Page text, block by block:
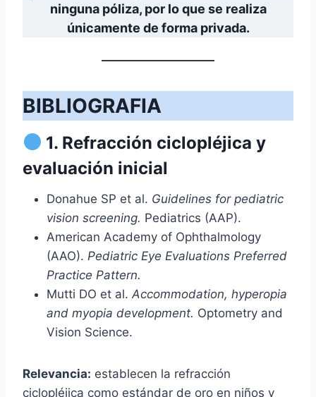
ninguna póliza, por lo que se realiza
únicamente de forma privada.
BIBLIOGRAFIA
1. Refracción ciclopléjica y
evaluación inicial
Donahue SP et al. Guidelines for pediatric
vision screening. Pediatrics (AAP).
American Academy of Ophthalmology
(AAO). Pediatric Eye Evaluations Preferred
Practice Pattern.
Mutti DO et al. Accommodation, hyperopia
and myopia development. Optometry and
Vision Science.
Relevancia: establecen la refracción
ciclopléjica como estándar de oro en niños y